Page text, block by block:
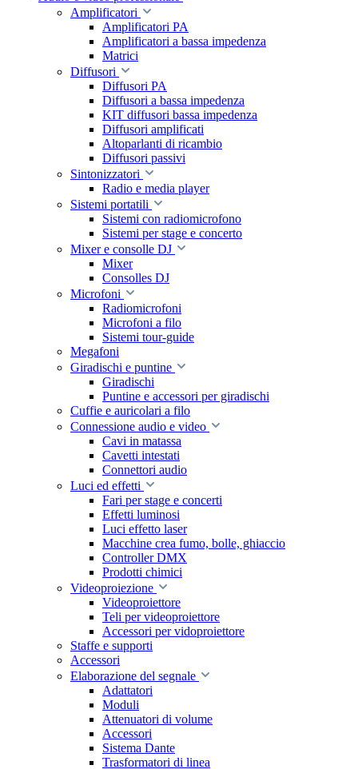
Amplificatori
Amplificatori PA
Amplificatori a bassa impedenza
Matrici
Diffusori
Diffusori PA
Diffusori a bassa impedenza
KIT diffusori bassa impedenza
Diffusori amplificati
Altoparlanti di ricambio
Diffusori passivi
Sintonizzatori
Radio e media player
Sistemi portatili
Sistemi con radiomicrofono
Sistemi per stage e concerto
Mixer e consolle DJ
Mixer
Consolles DJ
Microfoni
Radiomicrofoni
Microfoni a filo
Sistemi tour-guide
Megafoni
Giradischi e puntine
Giradischi
Puntine e accessori per giradischi
Cuffie e auricolari a filo
Connessione audio e video
Cavi in matassa
Cavetti intestati
Connettori audio
Luci ed effetti
Fari per stage e concerti
Effetti luminosi
Luci effetto laser
Macchine crea fumo, bolle, ghiaccio
Controller DMX
Prodotti chimici
Videoproiezione
Videoproiettore
Teli per videoproiettore
Accessori per vidoproiettore
Staffe e supporti
Accessori
Elaborazione del segnale
Adattatori
Moduli
Attenuatori di volume
Accessori
Sistema Dante
Trasformatori di linea